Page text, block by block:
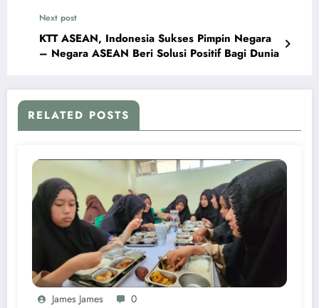
Next post
KTT ASEAN, Indonesia Sukses Pimpin Negara
– Negara ASEAN Beri Solusi Positif Bagi Dunia
RELATED POSTS
James James 0